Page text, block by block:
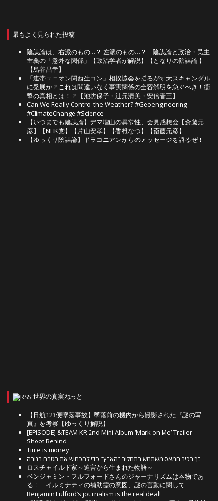
最もよく見られた投稿
陰謀論は、右派のもの…？ 左派のもの…？ 陰謀論と政治・民主
主義の「意外な関係」【政治学者が解説】【となりの陰謀論 】
【烏谷昌幸】
「連帯ユニオン関西生コン」相撲協会を揺るがす大スキャンダル
に発展か？これは間違いなく事実関係の全容解明を急ぐべき！衝
撃の真相とは！？【池坊保子・辻元清美・安倍晋三】
Can We Really Control the Weather? #Geoengineering
#ClimateChange #Science
【いつまでも陰謀論】デマ増山の異常性、会見感想会【斎藤元
彦】【NHK党】【片山安孝】【香椎なつ】【斎藤元彦】
【ゆっくり陰謀論】ドラコニアンからのメッセージを語るぜ！
世界の真実ねっと
【日航123便墜落事故】墜落前の機内から撮影された『謎の写
真』を考察【ゆっくり解説】
[EPISODE] &TEAM KR 2nd Mini Album ‘Mark on Me’ Trailer
Shoot Behind
Time is money
כך בכיר חמאס משתמש בתחקיר “הארץ” כדי להכחיש את הטבח בנובה
ロスチャイルド家～迫害から生まれた物語～
ベンジャミン・フルフォードさんのジャーナリズムは本物であ
る！ イルミナティの補助霊の意図、謎の言動に関して
Benjamin Fulford’s journalism is the real deal!